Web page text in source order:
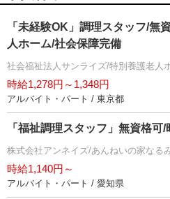
「未経験OK」調理スタッフ/無
人ホーム/社会保障完備
社会福祉法人サンライズ/特別養護老人
時給1,278円～1,348円
アルバイト・パート / 東京都
「福祉調理スタッフ」無資格
株式会社アンネイズ/あんねいの家なる
時給1,140円～
アルバイト・パート / 愛知県